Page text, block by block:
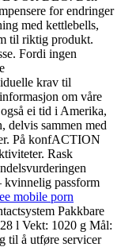
for endringer
med kettlebells,
til riktig produkt.
Fordi ingen
krav til
om våre
ei tid i Amerika,
delvis sammen med
På konfACTION
Rask
kvinnelig passform
mobile porn
Pakkbare
l Vekt: 1020 g Mål:
til å utføre servicer